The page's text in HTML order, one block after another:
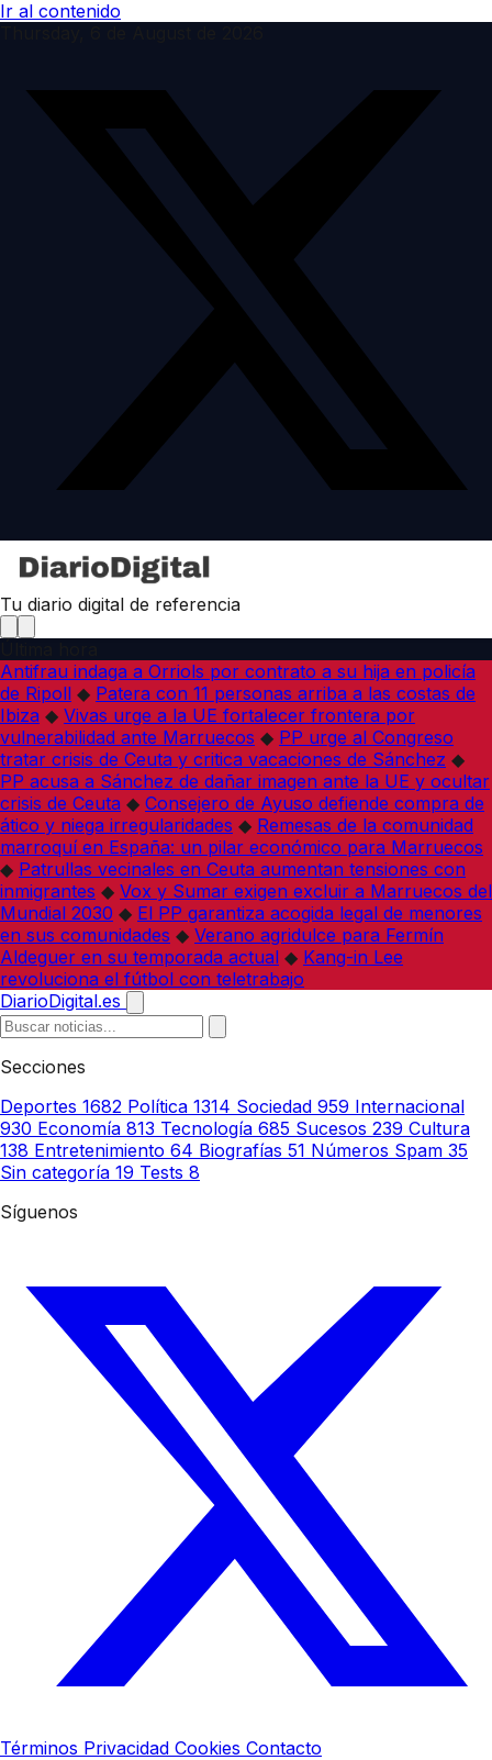
Ir al contenido
Tu diario digital de referencia
Antifrau indaga a Orriols por contrato a su hija en policía
de Ripoll ◆ Patera con 11 personas arriba a las costas de
Ibiza ◆ Vivas urge a la UE fortalecer frontera por
vulnerabilidad ante Marruecos ◆ PP urge al Congreso
tratar crisis de Ceuta y critica vacaciones de Sánchez ◆
PP acusa a Sánchez de dañar imagen ante la UE y ocultar
crisis de Ceuta ◆ Consejero de Ayuso defiende compra de
ático y niega irregularidades ◆ Remesas de la comunidad
marroquí en España: un pilar económico para Marruecos
◆ Patrullas vecinales en Ceuta aumentan tensiones con
inmigrantes ◆ Vox y Sumar exigen excluir a Marruecos del
Mundial 2030 ◆ El PP garantiza acogida legal de menores
en sus comunidades ◆ Verano agridulce para Fermín
Aldeguer en su temporada actual ◆ Kang-in Lee
revoluciona el fútbol con teletrabajo
DiarioDigital.es
Secciones
Deportes 1682 Política 1314 Sociedad 959 Internacional
930 Economía 813 Tecnología 685 Sucesos 239 Cultura
138 Entretenimiento 64 Biografías 51 Números Spam 35
Sin categoría 19 Tests 8
Síguenos
Términos Privacidad Cookies Contacto